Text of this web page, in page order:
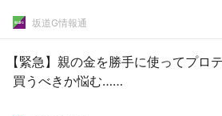
坂道G情報通
【緊急】親の金を勝手に使ってプロ
買うべきか悩む……